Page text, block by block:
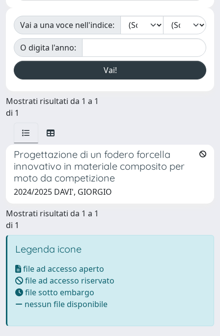
Vai a una voce nell'indice:
O digita l'anno:
Mostrati risultati da 1 a 1
di 1
Progettazione di un fodero forcella
innovativo in materiale composito per
moto da competizione
2024/2025 DAVI', GIORGIO
Mostrati risultati da 1 a 1
di 1
Legenda icone
file ad accesso aperto
file ad accesso riservato
file sotto embargo
nessun file disponibile